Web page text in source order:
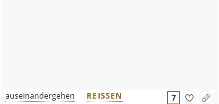
auseinandergehen REISSEN
7